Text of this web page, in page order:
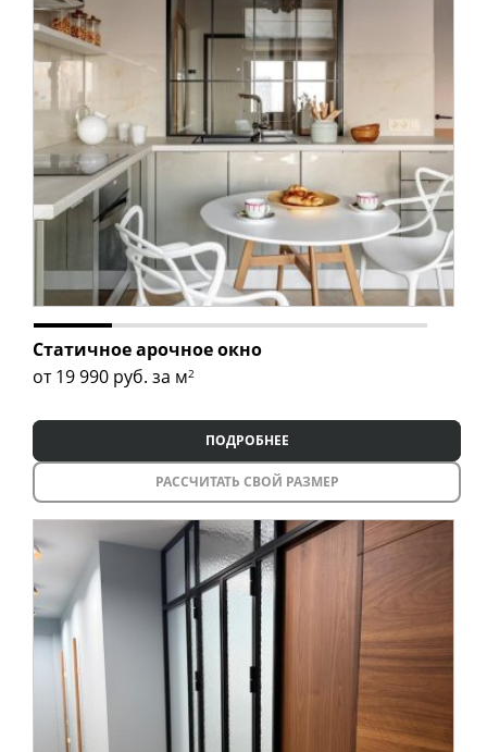
Статичное арочное окно
от 19 990 руб. за м2
ПОДРОБНЕЕ
РАССЧИТАТЬ СВОЙ РАЗМЕР